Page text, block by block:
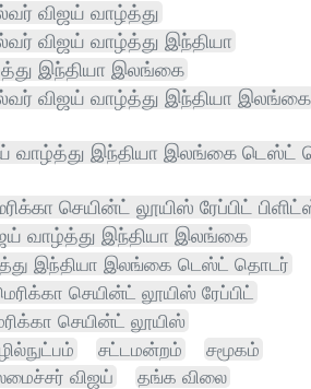
விஜய் வாழ்த்து
விஜய் வாழ்த்து இந்தியா
இந்தியா இலங்கை
விஜய் வாழ்த்து இந்தியா இலங்கை
வாழ்த்து இந்தியா இலங்கை டெஸ்ட்
செயின்ட் லூயிஸ் ரேப்பிட்
வாழ்த்து இந்தியா இலங்கை
இந்தியா இலங்கை டெஸ்ட் தொடர்
செயின்ட் லூயிஸ் ரேப்பிட்
செயின்ட் லூயிஸ்
சட்டமன்றம்
சமூகம்
விஜய்
தங்க விலை